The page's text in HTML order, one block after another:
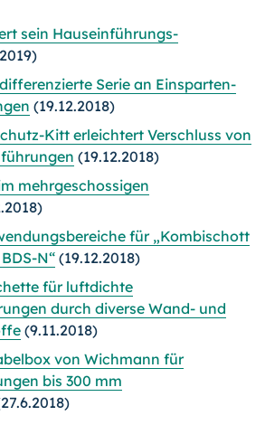
sein Hauseinführungs-
Serie an Einsparten-
(19.12.2018)
Kitt erleichtert Verschluss von
(19.12.2018)
mehrgeschossigen
für „Kombischott
N“ (19.12.2018)
für luftdichte
durch diverse Wand- und
(9.11.2018)
von Wichmann für
bis 300 mm